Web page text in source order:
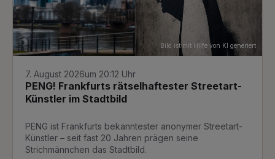
Bild ist mit Hilfe von KI generiert
7. August 2026um 20:12 Uhr
PENG! Frankfurts rätselhaftester Streetart-
Künstler im Stadtbild
PENG ist Frankfurts bekanntester anonymer Streetart-
Künstler – seit fast 20 Jahren prägen seine
Strichmännchen das Stadtbild.